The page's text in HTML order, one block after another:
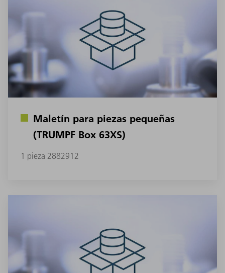
Maletín para piezas pequeñas
(TRUMPF Box 63XS)
1 pieza 2882912